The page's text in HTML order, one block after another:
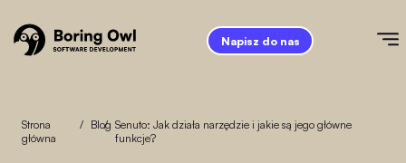
Napisz do nas
Strona
główna
/ Blog
/ Senuto: Jak działa narzędzie i jakie są jego główne
funkcje?